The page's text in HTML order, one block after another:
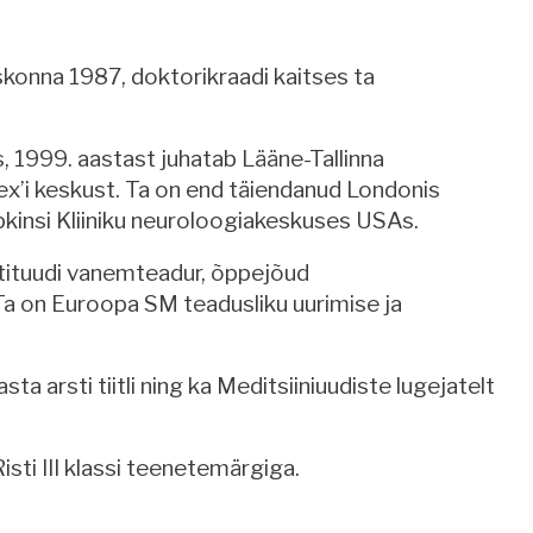
1987, doktorikraadi kaitses ta
aastast juhatab Lääne-Tallinna
keskust. Ta on end täiendanud Londonis
Kliiniku neuroloogiakeskuses USAs.
vanemteadur, õppejõud
on Euroopa SM teadusliku uurimise ja
arsti tiitli ning ka Meditsiiniuudiste lugejatelt
III klassi teenetemärgiga.